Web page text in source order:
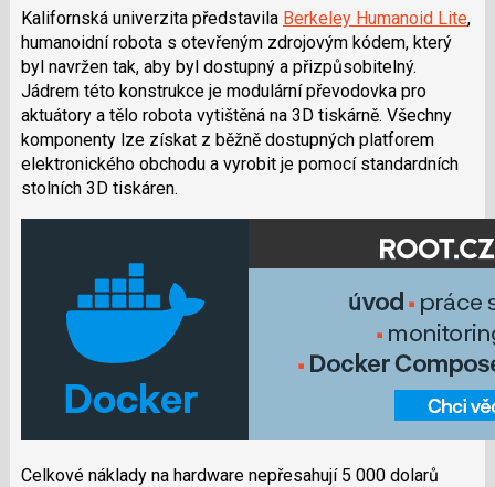
Kalifornská univerzita představila Berkeley Humanoid Lite,
humanoidní robota s otevřeným zdrojovým kódem, který
byl navržen tak, aby byl dostupný a přizpůsobitelný.
Jádrem této konstrukce je modulární převodovka pro
aktuátory a tělo robota vytištěná na 3D tiskárně. Všechny
komponenty lze získat z běžně dostupných platforem
elektronického obchodu a vyrobit je pomocí standardních
stolních 3D tiskáren.
Celkové náklady na hardware nepřesahují 5 000 dolarů